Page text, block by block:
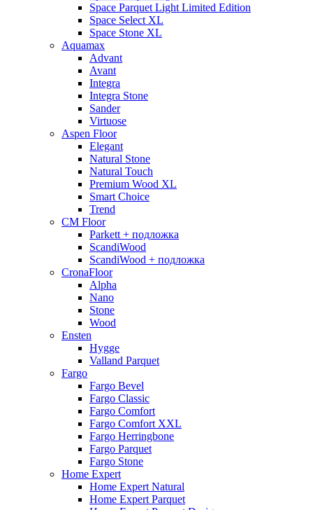
Space Parquet Light Limited Edition
Space Select XL
Space Stone XL
Aquamax
Advant
Avant
Integra
Integra Stone
Sander
Virtuose
Aspen Floor
Elegant
Natural Stone
Natural Touch
Premium Wood XL
Smart Choice
Trend
CM Floor
Parkett + подложка
ScandiWood
ScandiWood + подложка
CronaFloor
Alpha
Nano
Stone
Wood
Ensten
Hygge
Valland Parquet
Fargo
Fargo Bevel
Fargo Classic
Fargo Comfort
Fargo Comfort XXL
Fargo Herringbone
Fargo Parquet
Fargo Stone
Home Expert
Home Expert Natural
Home Expert Parquet